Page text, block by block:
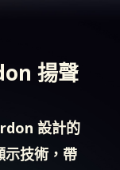
揚聲
設計的
示技術，帶